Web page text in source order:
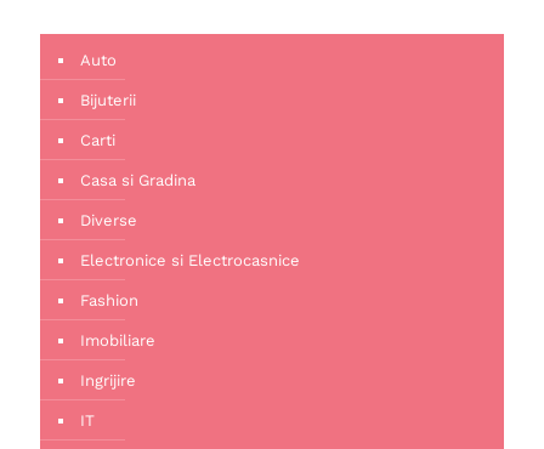
Auto
Bijuterii
Carti
Casa si Gradina
Diverse
Electronice si Electrocasnice
Fashion
Imobiliare
Ingrijire
IT